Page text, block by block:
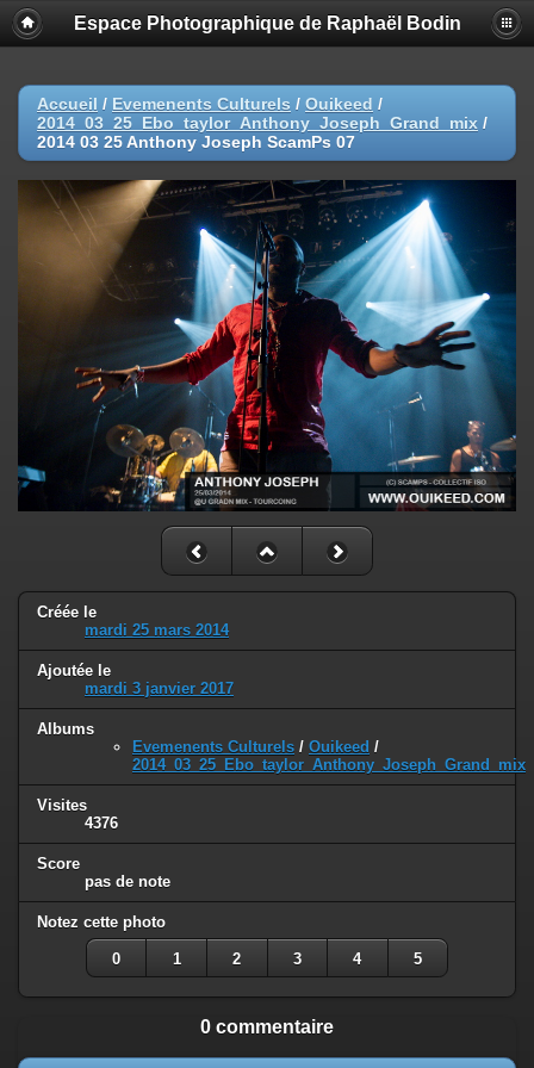
Espace Photographique de Raphaël Bodin
Accueil / Evemenents Culturels / Ouikeed /
2014_03_25_Ebo_taylor_Anthony_Joseph_Grand_mix /
2014 03 25 Anthony Joseph ScamPs 07
Créée le
mardi 25 mars 2014
Ajoutée le
mardi 3 janvier 2017
Albums
Evemenents Culturels / Ouikeed /
2014_03_25_Ebo_taylor_Anthony_Joseph_Grand_mix
Visites
4376
Score
pas de note
Notez cette photo
0 1 2 3 4 5
0 commentaire